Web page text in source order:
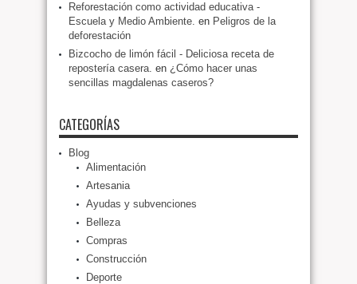
Reforestación como actividad educativa -
Escuela y Medio Ambiente. en Peligros de la
deforestación
Bizcocho de limón fácil - Deliciosa receta de
repostería casera. en ¿Cómo hacer unas
sencillas magdalenas caseros?
CATEGORÍAS
Blog
Alimentación
Artesania
Ayudas y subvenciones
Belleza
Compras
Construcción
Deporte